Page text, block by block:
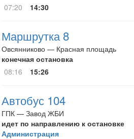
07:20
14:30
Маршрутка 8
Овсянниково — Красная площадь
конечная остановка
08:16
15:26
Автобус 104
ГПК — Завод ЖБИ
идет по направлению к остановке
Администрация